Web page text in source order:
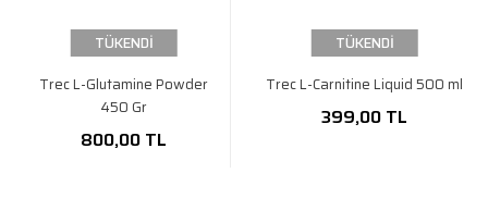
TÜKENDİ
Trec L-Glutamine Powder
450 Gr
800,00 TL
TÜKENDİ
Trec L-Carnitine Liquid 500 ml
399,00 TL